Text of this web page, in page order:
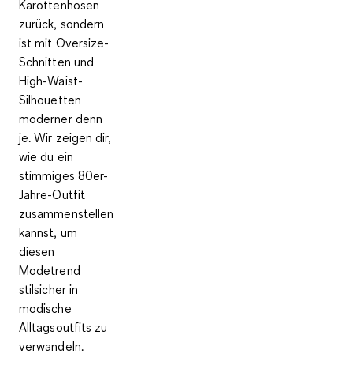
Karottenhosen
zurück, sondern
ist mit Oversize-
Schnitten und
High-Waist-
Silhouetten
moderner denn
je. Wir zeigen dir,
wie du ein
stimmiges 80er-
Jahre-Outfit
zusammenstellen
kannst, um
diesen
Modetrend
stilsicher in
modische
Alltagsoutfits zu
verwandeln.